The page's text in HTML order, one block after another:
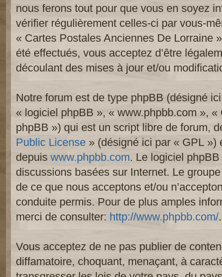
nous ferons tout pour que vous en soyez
vérifier régulièrement celles-ci par vous-
« Cartes Postales Anciennes De Lorraine
été effectués, vous acceptez d’être
découlant des mises à jour et/ou
Notre forum est de type phpBB (désigné
« logiciel phpBB », « www.phpbb.com »,
phpBB ») qui est un script libre de forum,
Public License » (désigné ici par « GPL »)
depuis www.phpbb.com. Le logiciel
discussions basées sur Internet. Le
de ce que nous acceptons et/ou
conduite permis. Pour de plus amples
merci de consulter: http://www.phpbb.com/.
Vous acceptez de ne pas publier de
diffamatoire, choquant, menaçant, à